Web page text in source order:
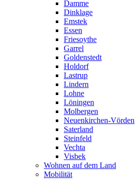
Damme
Dinklage
Emstek
Essen
Friesoythe
Garrel
Goldenstedt
Holdorf
Lastrup
Lindern
Lohne
Löningen
Molbergen
Neuenkirchen-Vörden
Saterland
Steinfeld
Vechta
Visbek
Wohnen auf dem Land
Mobilität